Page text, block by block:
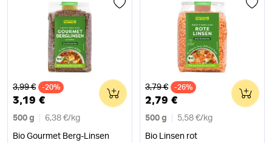
Alter Preis
3,99 € -20%
3,19 €
500 g 6,38 €/ kg
Bio Gourmet Berg-Linsen
0 Alter Preis
3,79 € -26%
2,79 €
500 g 5,58 €/ kg
Bio Linsen rot
0